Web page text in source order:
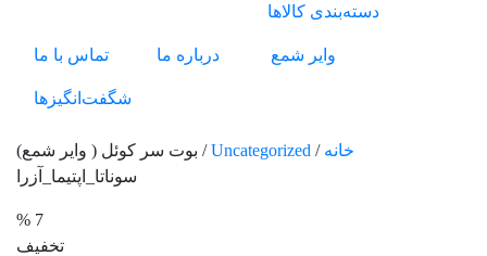
دسته‌بندی کالاها
وایر شمع درباره ما تماس با ما
شگفت‌انگیزها
خانه /
Uncategorized/ بوت سر کوئل ( وایر شمع)
سوناتا_اپتیما_آزرا
7 %
تخفیف